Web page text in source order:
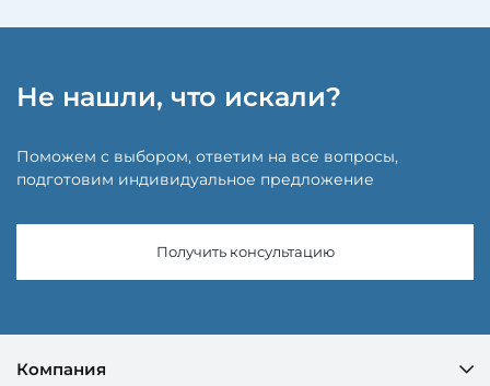
Не нашли, что искали?
Поможем с выбором, ответим на все вопросы,
подготовим индивидуальное предложение
Получить консультацию
Компания